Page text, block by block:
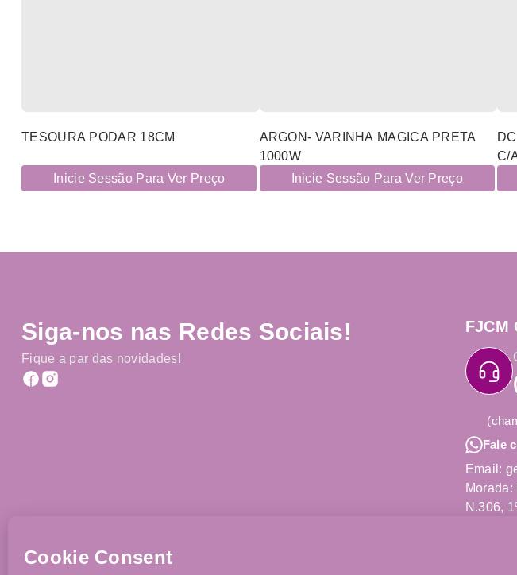
TESOURA PODAR 18CM
Inicie Sessão Para Ver Preço
ARGON- VARINHA MAGICA PRETA
1000W
Inicie Sessão Para Ver Preço
C/
Siga-nos nas Redes Sociais!
Fique a par das novidades!
FJCM
Fale
Email:
Morada:
N.306,